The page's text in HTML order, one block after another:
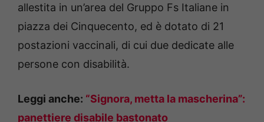
allestita in un’area del Gruppo Fs Italiane in
piazza dei Cinquecento, ed è dotato di 21
postazioni vaccinali, di cui due dedicate alle
persone con disabilità.
Leggi anche: “Signora, metta la mascherina”:
panettiere disabile bastonato